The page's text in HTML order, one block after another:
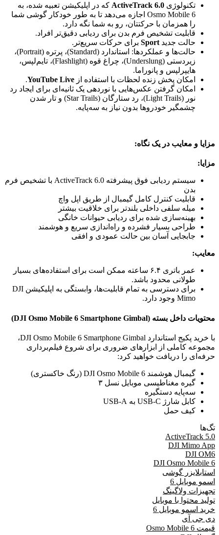
تکنولوژی ActiveTrack 6.0 که در اپلیکیشن تعبیه شده، به
Osmo Mobile 6 اجازه می‌دهد تا به طور خودکار گوشی شما
را همزمان با حرکتتان، رو به شما نگه دارد.
قابلیت تشخیص فرم بدن برای ردیابی دقیق‌تر افراد.
حالت جدید Sport برای حرکات سریع‌تر.
حالت‌ها و عملکردها: استاندارد (Standard)، پرتره (Portrait)،
زیردستی (Underslung)، چراغ قوه (Flashlight)، تایم‌لپس،
هایپرلپس و پانوراما.
امکان پخش زنده لحظات با استفاده از YouTube Live
.
امکان گرفتن عکس‌هایی با نوردهی یک ثانیه‌ای برای ایجاد رد
نور (Light Trails)، رد ستارگان (Star Trails) و تار شدن
چشمگیر خودروها بدون نیاز به سه‌پایه.
مزایا و معایب در یک نگاه:
مزایا:
سیستم ردیابی فوق پیشرفته ActiveTrack 6.0 با تشخیص فرم
بدن
قابلیت کنترل کامل گیمبال از طریق اپل واچ
میله سلفی داخلی بلندتر برای خلاقیت بیشتر
بهینه‌سازی شده برای ردیابی حیوانات خانگی
طراحی بسیار فشرده و راه‌اندازی سریع و هوشمند
جابجایی آسان بین حالت عمودی و افقی
معایب:
عمر باتری ۶.۴ ساعته ممکن است برای استفاده‌های بسیار
طولانی محدود باشد.
برای دسترسی به تمام قابلیت‌ها، وابستگی به اپلیکیشن DJI
Mimo وجود دارد.
محتویات داخل بسته (DJI Osmo Mobile 6 Smartphone Gimbal )
با خرید پکیج استاندارد DJI Osmo Mobile 6 Smartphone Gimbal،
مجموعه کاملی از ابزارهای ضروری برای شروع فیلم‌برداری
حرفه‌ای را دریافت خواهید کرد:
گیمبال هوشمند DJI Osmo Mobile 6 (رنگ خاکستری)
گیره مغناطیسی موبایل نسل ۳
سه‌پایه دستگیره
کابل شارژ USB-C به USB-A
کیف حمل
تگ‌ها
ActiveTrack 5.0
DJI Mimo App
DJI OM6
DJI Osmo Mobile 6
استابلایزر گوشی
اسمو موبایل 6
تجهیزات ولاگینگ
تولید محتوا با موبایل
خرید اسمو موبایل 6
دی جی آی
قیمت Osmo Mobile 6